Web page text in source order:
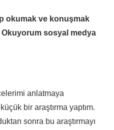
okumak ve konuşmak
sosyal medya
anlatmaya
bir araştırma yaptım.
sonra bu araştırmayı